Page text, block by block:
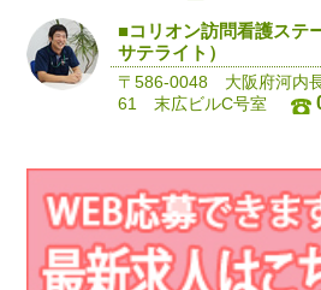
■コリオン訪問看護ステ
サテライト）
〒586-0048 大阪府河内
61 末広ビルC号室